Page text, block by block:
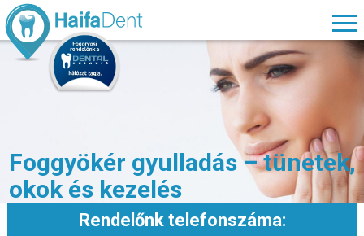
Foggyökér gyulladás – tünetek,
okok és kezelés
Rendelőnk telefonszáma: